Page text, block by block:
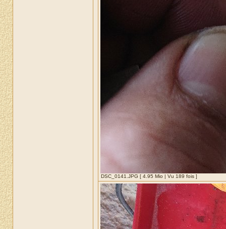
DSC_0141.JPG [ 4.95 Mio | Vu 189 fois ]